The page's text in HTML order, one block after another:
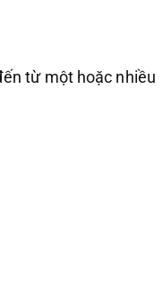
từ một hoặc nhiều